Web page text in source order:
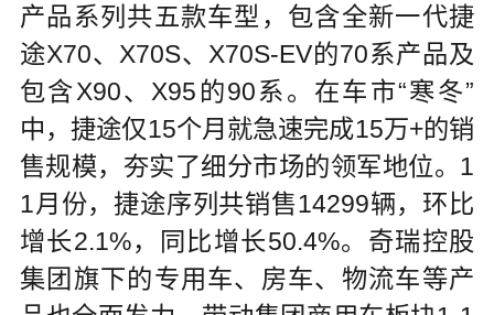
产品系列共五款车型，包含全新一代捷
途X70、X70S、X70S-EV的70系产品及
包含X90、X95的90系。在车市“寒冬”
中，捷途仅15个月就急速完成15万+的销
售规模，夯实了细分市场的领军地位。1
1月份，捷途序列共销售14299辆，环比
增长2.1%，同比增长50.4%。奇瑞控股
集团旗下的专用车、房车、物流车等产